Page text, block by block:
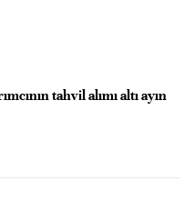
tahvil alımı altı ayın